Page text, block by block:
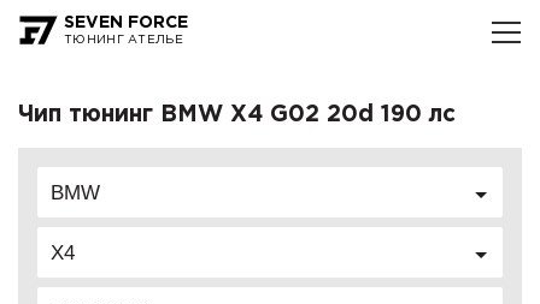
SEVEN FORCE
ТЮНИНГ АТЕЛЬЕ
Чип тюнинг BMW X4 G02 20d 190 лс
BMW
X4